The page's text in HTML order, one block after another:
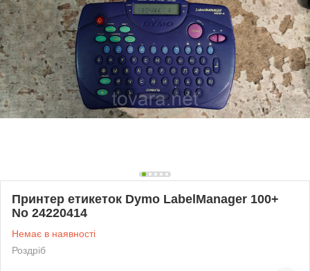
Принтер етикеток Dymo LabelManager 100+
No 24220414
Немає в наявності
Роздріб